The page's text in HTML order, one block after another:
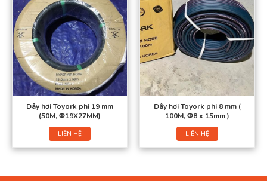
Dây hơi Toyork phi 19 mm
(50M, Φ19X27MM)
LIÊN HỆ
Dây hơi Toyork phi 8 mm (
100M, Φ8 x 15mm )
LIÊN HỆ